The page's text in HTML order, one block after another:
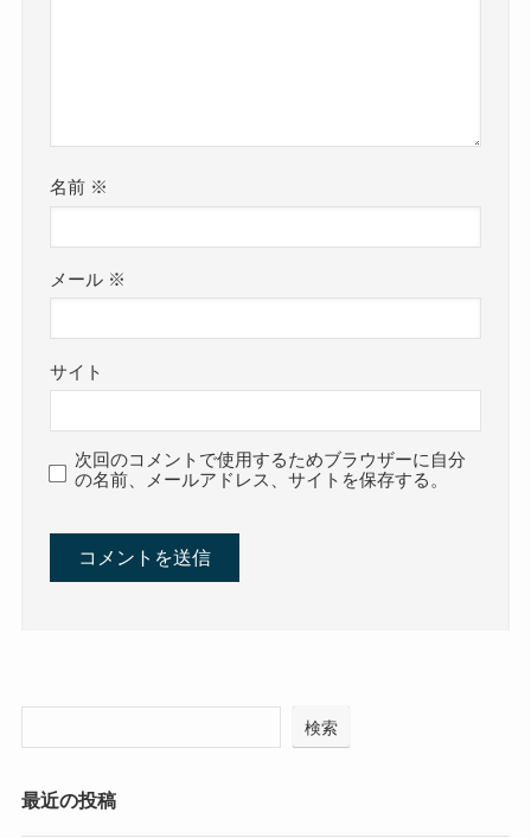
名前 ※
メール ※
サイト
次回のコメントで使用するためブラウザーに自分
の名前、メールアドレス、サイトを保存する。
検索
最近の投稿